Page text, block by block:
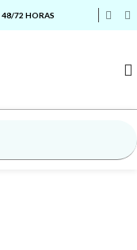
48/72 HORAS